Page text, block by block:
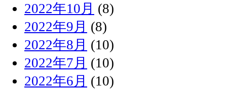
2022年10月 (8)
2022年9月 (8)
2022年8月 (10)
2022年7月 (10)
2022年6月 (10)